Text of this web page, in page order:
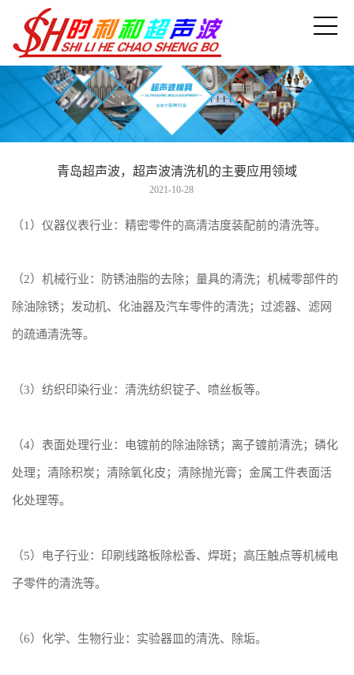
青岛超声波，超声波清洗机的主要应用领域
2021-10-28
（1）仪器仪表行业：精密零件的高清洁度装配前的清洗等。
（2）机械行业：防锈油脂的去除；量具的清洗；机械零部件的
除油除锈；发动机、化油器及汽车零件的清洗；过滤器、滤网
的疏通清洗等。
（3）纺织印染行业：清洗纺织锭子、喷丝板等。
（4）表面处理行业：电镀前的除油除锈；离子镀前清洗；磷化
处理；清除积炭；清除氧化皮；清除抛光膏；金属工件表面活
化处理等。
（5）电子行业：印刷线路板除松香、焊斑；高压触点等机械电
子零件的清洗等。
（6）化学、生物行业：实验器皿的清洗、除垢。